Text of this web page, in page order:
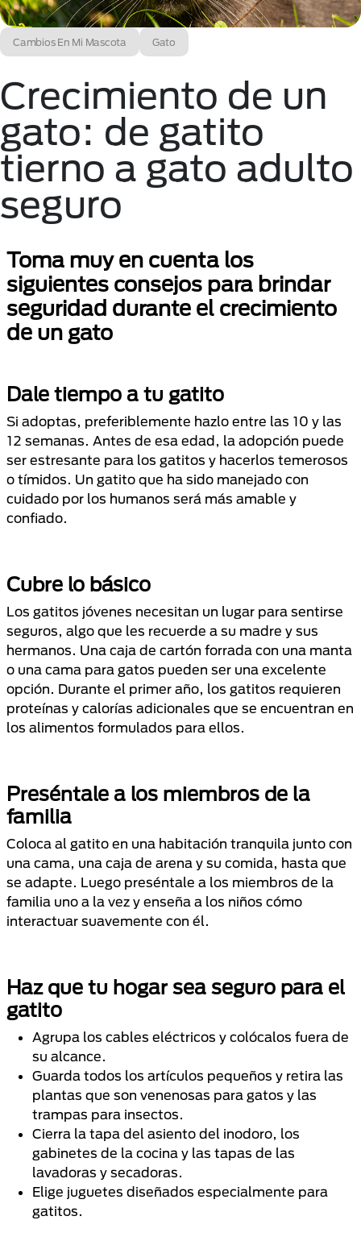
Cambios En Mi Mascota Gato
Crecimiento de un
gato: de gatito
tierno a gato adulto
seguro
Toma muy en cuenta los
siguientes consejos para brindar
seguridad durante el crecimiento
de un gato
Dale tiempo a tu gatito
Si adoptas, preferiblemente hazlo entre las 10 y las
12 semanas. Antes de esa edad, la adopción puede
ser estresante para los gatitos y hacerlos temerosos
o tímidos. Un gatito que ha sido manejado con
cuidado por los humanos será más amable y
confiado.
Cubre lo básico
Los gatitos jóvenes necesitan un lugar para sentirse
seguros, algo que les recuerde a su madre y sus
hermanos. Una caja de cartón forrada con una manta
o una cama para gatos pueden ser una excelente
opción. Durante el primer año, los gatitos requieren
proteínas y calorías adicionales que se encuentran en
los alimentos formulados para ellos.
Preséntale a los miembros de la
familia
Coloca al gatito en una habitación tranquila junto con
una cama, una caja de arena y su comida, hasta que
se adapte. Luego preséntale a los miembros de la
familia uno a la vez y enseña a los niños cómo
interactuar suavemente con él.
Haz que tu hogar sea seguro para el
gatito
Agrupa los cables eléctricos y colócalos fuera de
su alcance.
Guarda todos los artículos pequeños y retira las
plantas que son venenosas para gatos y las
trampas para insectos.
Cierra la tapa del asiento del inodoro, los
gabinetes de la cocina y las tapas de las
lavadoras y secadoras.
Elige juguetes diseñados especialmente para
gatitos.